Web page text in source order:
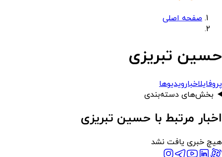
صفحه اصلی
حسین تبریزی
پروفایلاخبارویدیوها
بخش‌های دسته‌بندی
اخبار مرتبط با حسین تبریزی
هیچ خبری یافت نشد